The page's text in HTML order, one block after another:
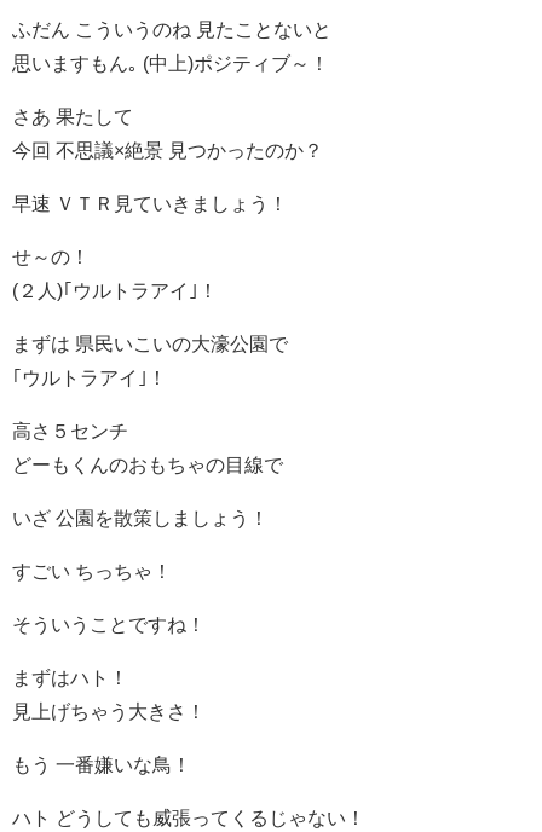
ふだん こういうのね 見たことないと
思いますもん｡ (中上)ポジティブ～！
さあ 果たして
今回 不思議×絶景 見つかったのか？
早速 ＶＴＲ見ていきましょう！
せ～の！
(２人)｢ウルトラアイ｣！
まずは 県民いこいの大濠公園で
｢ウルトラアイ｣！
高さ５センチ
どーもくんのおもちゃの目線で
いざ 公園を散策しましょう！
すごい ちっちゃ！
そういうことですね！
まずはハト！
見上げちゃう大きさ！
もう 一番嫌いな鳥！
ハト どうしても威張ってくるじゃない！